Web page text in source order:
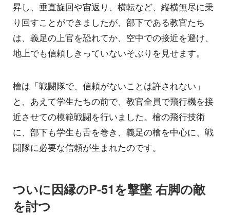
昇し、垂直旋回や宙返り、横転など、縦横無尽に乗
り回すことができましたが、部下である教官たち
は、義足の上官を恐れてか、空中での接近を避け、
地上でも信頼しきっていないそぶりを見せます。
檜は「戦闘隊で、信頼がないことは許されない」
と、あえて学生たちの前で、教官全員で飛行機を接
近させての模範戦闘を行いました。檜の飛行技術
に、部下も学生も舌を巻き、義足の檜を中心に、戦
闘隊に必要な信頼が生まれたのです。
ついに因縁のP-51を撃墜 右脚の敵
を討つ